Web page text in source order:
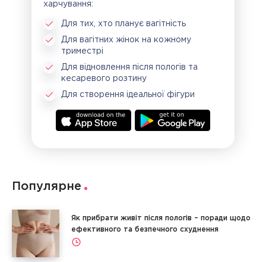
харчування:
Для тих, хто планує вагітність
Для вагітних жінок на кожному
триместрі
Для відновлення після пологів та
кесаревого розтину
Для створення ідеальної фігури
Популярне
Як прибрати живіт після пологів – поради щодо
ефективного та безпечного схуднення